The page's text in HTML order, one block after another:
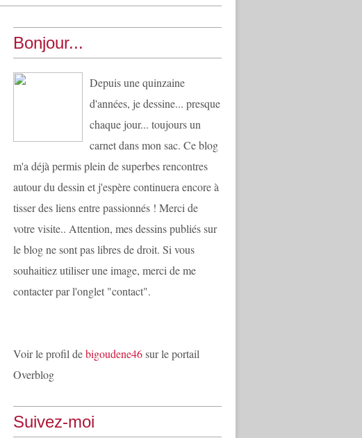
Bonjour...
Depuis une quinzaine
d'années, je dessine... presque
chaque jour... toujours un
carnet dans mon sac. Ce blog
m'a déjà permis plein de superbes rencontres
autour du dessin et j'espère continuera encore à
tisser des liens entre passionnés ! Merci de
votre visite.. Attention, mes dessins publiés sur
le blog ne sont pas libres de droit. Si vous
souhaitiez utiliser une image, merci de me
contacter par l'onglet "contact".
Voir le profil debigoudene46sur le portail
Overblog
Suivez-moi